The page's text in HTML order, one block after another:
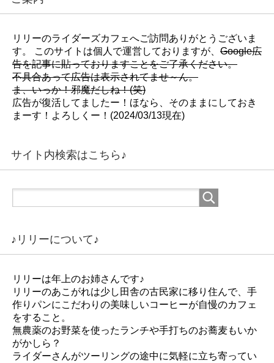
ま
) )
リリーのライダーズカフェへご訪問ありがとうございま
す。 このサイトは個人で運営しておりますが、 Google広
告を記事に貼っておりますことをご了承ください。
不具合あって広告は表示されてませ～ん。
ま、いっか！邪魔だしね！(笑)
広告が復活してましたー！ほなら、そのままにしておき
まーす！よろしくー！(2024/03/13現在)
サイト内検索はこちら♪
♪リリーについて♪
リリーは年上のお姉さんです♪
リリーのあこがれは少し田舎の古民家に移り住んで、手
作りパンにこだわりの美味しいコーヒーが自慢のカフェ
をすること。
無農薬のお野菜を使ったランチや手打ちのお蕎麦もいか
がかしら？
ライダーさんがツーリングの途中に気軽に立ち寄ってい